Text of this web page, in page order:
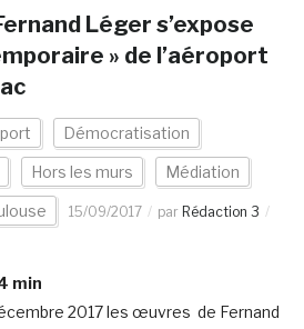
Léger s’expose
» de l’aéroport
Démocratisation
Hors les murs Médiation
15/09/2017 par Rédaction 3
min
2017 les œuvres de Fernand